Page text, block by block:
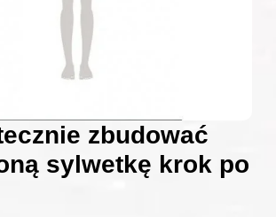
zbudować
sylwetkę krok po